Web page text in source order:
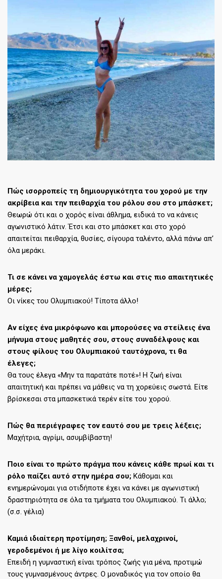
Πώς ισορροπείς τη δημιουργικότητα του χορού με την
ακρίβεια και την πειθαρχία του ρόλου σου στο μπάσκετ;
Θεωρώ ότι και ο χορός είναι άθλημα, ειδικά το να κάνεις
αγωνιστικό λάτιν. Έτσι και στο μπάσκετ και στο χορό
απαιτείται πειθαρχία, θυσίες, σίγουρα ταλέντο, αλλά πάνω απ’
όλα μεράκι.
Τι σε κάνει να χαμογελάς έστω και στις πιο απαιτητικές
μέρες;
Οι νίκες του Ολυμπιακού! Τίποτα άλλο!
Αν είχες ένα μικρόφωνο και μπορούσες να στείλεις ένα
μήνυμα στους μαθητές σου, στους συναδέλφους και
στους φίλους του Ολυμπιακού ταυτόχρονα, τι θα
έλεγες;
Θα τους έλεγα «Μην τα παρατάτε ποτέ»! Η ζωή είναι
απαιτητική και πρέπει να μάθεις να τη χορεύεις σωστά. Είτε
βρίσκεσαι στα μπασκετικά τερέν είτε του χορού.
Πώς θα περιέγραφες τον εαυτό σου με τρεις λέξεις;
Μαχήτρια, αγρίμι, ασυμβίβαστη!
Ποιο είναι το πρώτο πράγμα που κάνεις κάθε πρωί και τι
ρόλο παίζει αυτό στην ημέρα σου; Κάθομαι και
ενημερώνομαι για οτιδήποτε έχει να κάνει με αγωνιστική
δραστηριότητα σε όλα τα τμήματα του Ολυμπιακού. Τι άλλο;
(σ.σ. γέλια)
Καμιά ιδιαίτερη προτίμηση; Ξανθοί, μελαχρινοί,
γεροδεμένοι ή με λίγο κοιλίτσα;
Επειδή η γυμναστική είναι τρόπος ζωής για μένα, προτιμώ
τους γυμνασμένους άντρες. Ο μοναδικός για τον οποίο θα